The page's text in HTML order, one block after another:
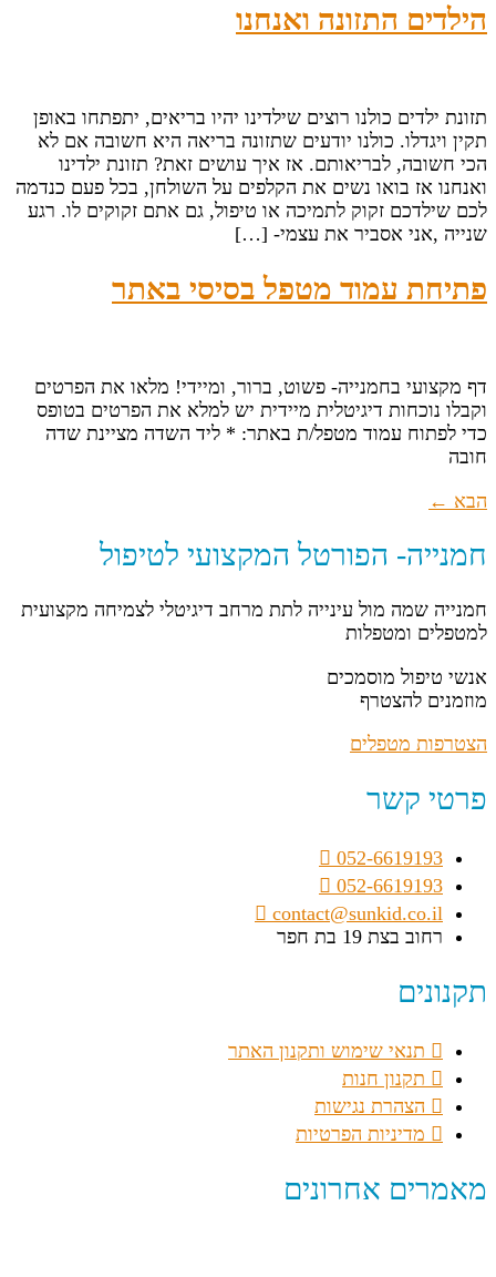
הילדים התזונה ואנחנו
תזונת ילדים כולנו רוצים שילדינו יהיו בריאים, יתפתחו באופן
תקין ויגדלו. כולנו יודעים שתזונה בריאה היא חשובה אם לא
הכי חשובה, לבריאותם. אז איך עושים זאת? תזונת ילדינו
ואנחנו אז בואו נשים את הקלפים על השולחן, בכל פעם כנדמה
לכם שילדכם זקוק לתמיכה או טיפול, גם אתם זקוקים לו. רגע
שנייה ,אני אסביר את עצמי- […]
פתיחת עמוד מטפל בסיסי באתר
דף מקצועי בחמנייה- פשוט, ברור, ומיידי! מלאו את הפרטים
וקבלו נוכחות דיגיטלית מיידית יש למלא את הפרטים בטופס
כדי לפתוח עמוד מטפל/ת באתר: * ליד השדה מציינת שדה
חובה
הבא ←
חמנייה- הפורטל המקצועי לטיפול
חמנייה שמה מול עינייה לתת מרחב דיגיטלי לצמיחה מקצועית
למטפלים ומטפלות
אנשי טיפול מוסמכים
מוזמנים להצטרף
הצטרפות מטפלים
פרטי קשר
052-6619193
052-6619193
contact@sunkid.co.il
רחוב בצת 19 בת חפר
תקנונים
תנאי שימוש ותקנון האתר
תקנון חנות
הצהרת נגישות
מדיניות הפרטיות
מאמרים אחרונים